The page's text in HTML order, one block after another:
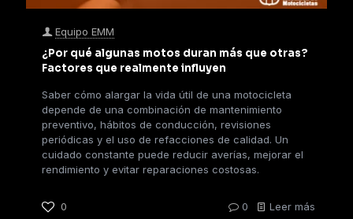
Equipo EMM
¿Por qué algunas motos duran más que otras?
Factores que realmente influyen
Saber cómo alargar la vida útil de una motocicleta
depende de una combinación de mantenimiento
preventivo, hábitos de conducción, revisiones
periódicas y el uso de refacciones de calidad. Un
cuidado constante puede reducir averías, mejorar el
rendimiento y evitar reparaciones costosas.
0 0 Leer más